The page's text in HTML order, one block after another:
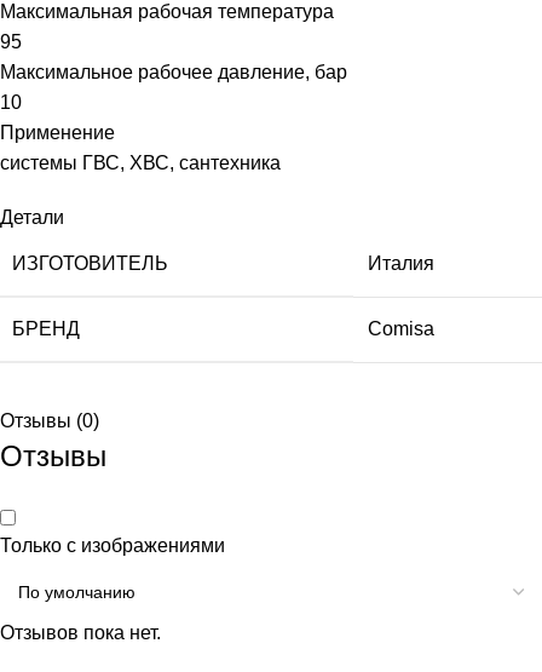
Максимальная рабочая температура
95
Максимальное рабочее давление, бар
10
Применение
системы ГВС, ХВС, сантехника
Детали
ИЗГОТОВИТЕЛЬ Италия
БРЕНД Comisa
Отзывы (0)
Отзывы
Только с изображениями
Отзывов пока нет.